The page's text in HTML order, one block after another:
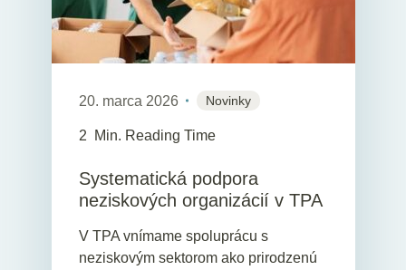
20. marca 2026 Novinky
2 Min. Reading Time
Systematická podpora
neziskových organizácií v TPA
V TPA vnímame spoluprácu s
neziskovým sektorom ako prirodzenú